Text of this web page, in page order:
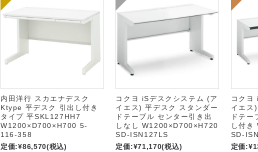
内田洋行 スカエナデスク
Ktype 平デスク 引出し付き
タイプ 平SKL127HH7
W1200×D700×H700 5-
116-358
定価:¥86,570(税込)
コクヨ iSデスクシステム (ア
イエス) 平デスク スタンダー
ドテーブル センター引き出
しなし W1200×D700×H720
SD-ISN127LS
定価:¥71,170(税込)
コクヨ
イエス
ドテー
し付
SD-
定価: